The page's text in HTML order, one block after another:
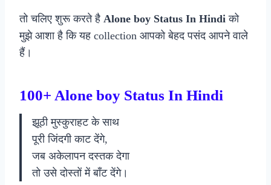
तो चलिए शुरू करते है Alone boy Status In Hindi को
मुझे आशा है कि यह collection आपको बेहद पसंद आपने वाले
हैं।
100+ Alone boy Status In Hindi
झूठी मुस्कुराहट के साथ
पूरी जिंदगी काट देंगे,
जब अकेलापन दस्तक देगा
तो उसे दोस्तों में बाँट देंगे।